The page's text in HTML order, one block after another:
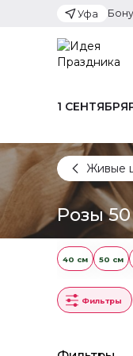
Уфа
1 СЕНТЯБРЯ
Живые
Розы
40 см 50 см
Фильтры